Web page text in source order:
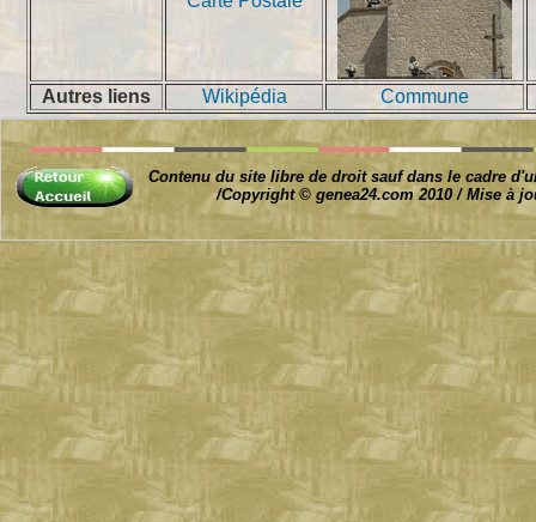
Autres liens Wikipédia Commune
Contenu du site libre de droit sauf dans le cadre
/Copyright © genea24.com 2010 / Mise à